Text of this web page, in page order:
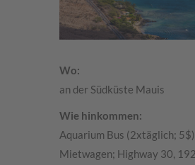
Wo:
an der Südküste Mauis
Wie hinkommen:
Aquarium Bus (2xtäglich;
Mietwagen; Highway 30,